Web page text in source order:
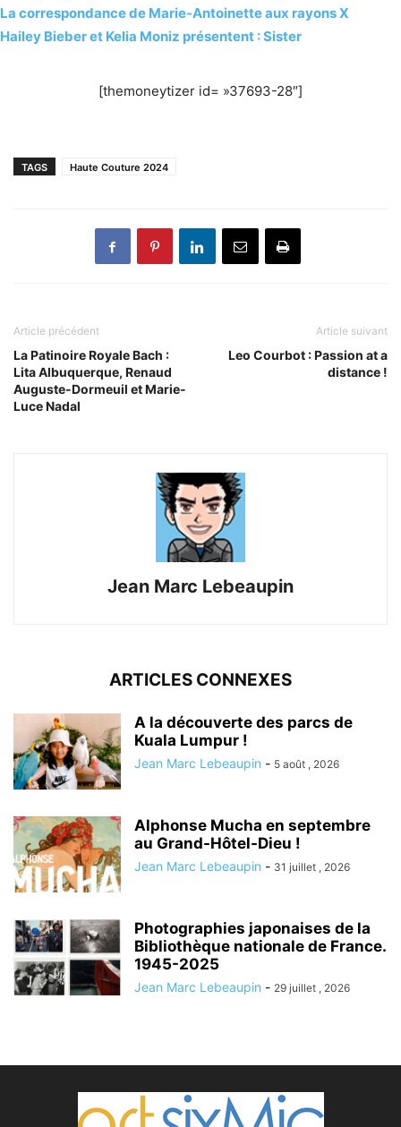
La correspondance de Marie-Antoinette aux rayons X
Hailey Bieber et Kelia Moniz présentent : Sister
[themoneytizer id= »37693-28″]
TAGS Haute Couture 2024
Article précédent
La Patinoire Royale Bach :
Lita Albuquerque, Renaud
Auguste-Dormeuil et Marie-
Luce Nadal
Article suivant
Leo Courbot : Passion at a
distance !
Jean Marc Lebeaupin
ARTICLES CONNEXES
A la découverte des parcs de
Kuala Lumpur !
Jean Marc Lebeaupin - 5 août , 2026
Alphonse Mucha en septembre
au Grand-Hôtel-Dieu !
Jean Marc Lebeaupin - 31 juillet , 2026
Photographies japonaises de la
Bibliothèque nationale de France.
1945-2025
Jean Marc Lebeaupin - 29 juillet , 2026